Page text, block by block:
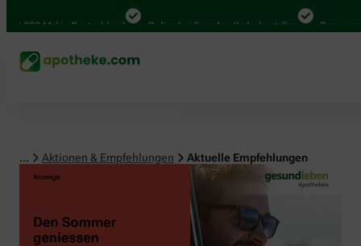
Mal in Deutschland Online bei Ihrer Apotheke bestellen Bequem
... Aktionen & Empfehlungen Aktuelle Empfehlungen